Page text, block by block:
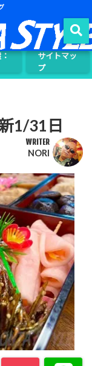
サイトマッ
プ
1/31日
WRITER
NORI